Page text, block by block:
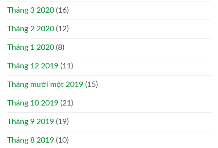
Tháng 3 2020 (16)
Tháng 2 2020 (12)
Tháng 1 2020 (8)
Tháng 12 2019 (11)
Tháng mười một 2019 (15)
Tháng 10 2019 (21)
Tháng 9 2019 (19)
Tháng 8 2019 (10)